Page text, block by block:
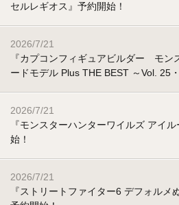
セルレギオス』予約開始！
2026/7/21
『カプコンフィギュアビルダー モ
ードモデル Plus THE BEST ～Vol. 25
2026/7/21
『モンスターハンターワイルズ アイ
始！
2026/7/21
『ストリートファイター6 デフォルメ